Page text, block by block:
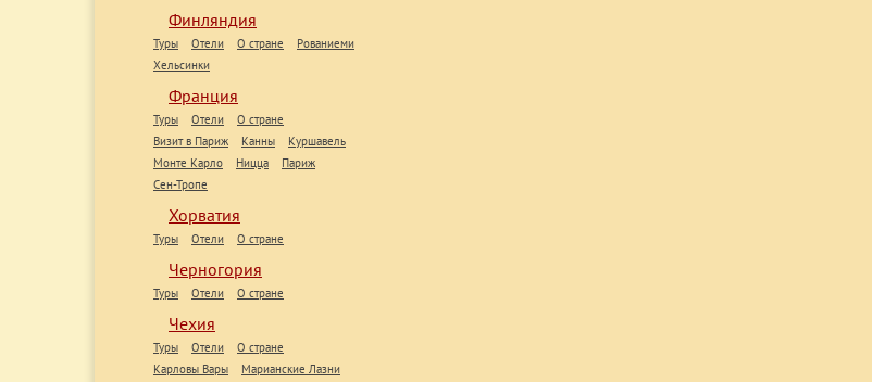
Финляндия
Туры Отели О стране
Рованиеми
Хельсинки
Франция
Туры Отели
О стране
Визит в Париж
Канны
Куршавель
Монте Карло
Ницца
Париж
Сен-Тропе
Хорватия
Туры Отели О стране
Черногория
Туры Отели О стране
Чехия
Туры Отели
О стране
Карловы Вары
Марианские Лазни